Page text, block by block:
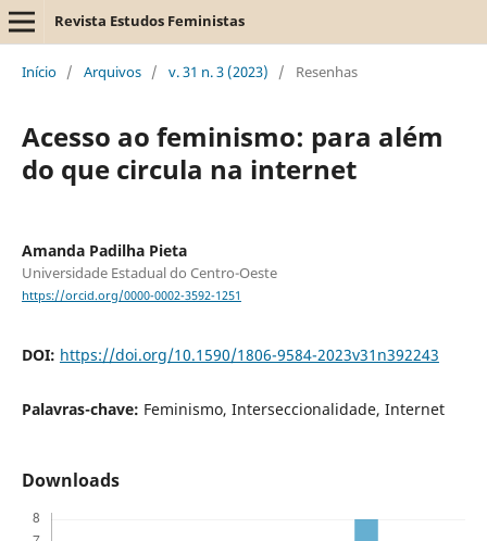
Revista Estudos Feministas
Início / Arquivos / v. 31 n. 3 (2023) / Resenhas
Acesso ao feminismo: para além
do que circula na internet
Amanda Padilha Pieta
Universidade Estadual do Centro-Oeste
https://orcid.org/0000-0002-3592-1251
DOI: https://doi.org/10.1590/1806-9584-2023v31n392243
Palavras-chave: Feminismo, Interseccionalidade, Internet
Downloads